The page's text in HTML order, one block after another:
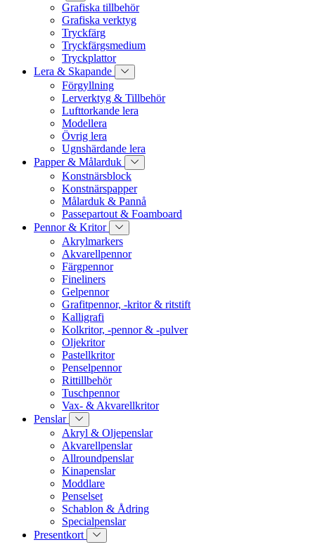
Grafiska tillbehör
Grafiska verktyg
Tryckfärg
Tryckfärgsmedium
Tryckplattor
Lera & Skapande
Förgyllning
Lerverktyg & Tillbehör
Lufttorkande lera
Modellera
Övrig lera
Ugnshärdande lera
Papper & Målarduk
Konstnärsblock
Konstnärspapper
Målarduk & Pannå
Passepartout & Foamboard
Pennor & Kritor
Akrylmarkers
Akvarellpennor
Färgpennor
Fineliners
Gelpennor
Grafitpennor, -kritor & ritstift
Kalligrafi
Kolkritor, -pennor & -pulver
Oljekritor
Pastellkritor
Penselpennor
Rittillbehör
Tuschpennor
Vax- & Akvarellkritor
Penslar
Akryl & Oljepenslar
Akvarellpenslar
Allroundpenslar
Kinapenslar
Moddlare
Penselset
Schablon & Ådring
Specialpenslar
Presentkort